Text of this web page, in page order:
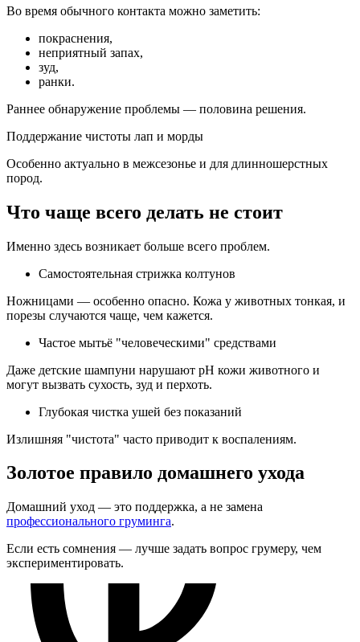
Во время обычного контакта можно заметить:
покраснения,
неприятный запах,
зуд,
ранки.
Раннее обнаружение проблемы — половина решения.
Поддержание чистоты лап и морды
Особенно актуально в межсезонье и для длинношерстных
пород.
Что чаще всего делать не стоит
Именно здесь возникает больше всего проблем.
Самостоятельная стрижка колтунов
Ножницами — особенно опасно. Кожа у животных тонкая, и
порезы случаются чаще, чем кажется.
Частое мытьё "человеческими" средствами
Даже детские шампуни нарушают pH кожи животного и
могут вызвать сухость, зуд и перхоть.
Глубокая чистка ушей без показаний
Излишняя "чистота" часто приводит к воспалениям.
Золотое правило домашнего ухода
Домашний уход — это поддержка, а не замена
профессионального груминга.
Если есть сомнения — лучше задать вопрос грумеру, чем
экспериментировать.